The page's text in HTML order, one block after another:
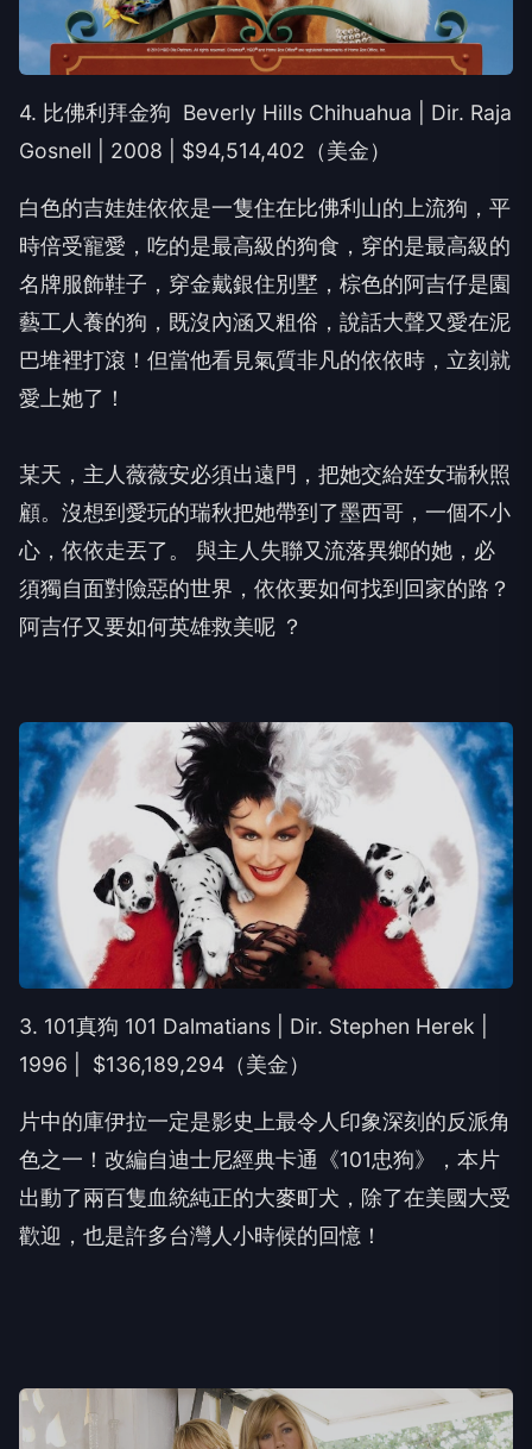
4. 比佛利拜金狗 Beverly Hills Chihuahua | Dir. Raja
Gosnell | 2008 | $94,514,402（美金）
白色的吉娃娃依依是一隻住在比佛利山的上流狗，平
時倍受寵愛，吃的是最高級的狗食，穿的是最高級的
名牌服飾鞋子，穿金戴銀住別墅，棕色的阿吉仔是園
藝工人養的狗，既沒內涵又粗俗，說話大聲又愛在泥
巴堆裡打滾！但當他看見氣質非凡的依依時，立刻就
愛上她了！
某天，主人薇薇安必須出遠門，把她交給姪女瑞秋照
顧。沒想到愛玩的瑞秋把她帶到了墨西哥，一個不小
心，依依走丟了。 與主人失聯又流落異鄉的她，必
須獨自面對險惡的世界，依依要如何找到回家的路？
阿吉仔又要如何英雄救美呢 ？
3. 101真狗 101 Dalmatians | Dir. Stephen Herek |
1996 | $136,189,294（美金）
片中的庫伊拉一定是影史上最令人印象深刻的反派角
色之一！改編自迪士尼經典卡通《101忠狗》，本片
出動了兩百隻血統純正的大麥町犬，除了在美國大受
歡迎，也是許多台灣人小時候的回憶！